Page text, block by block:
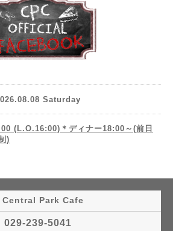
Saturday
(L.O.16:00)＊ディナー18:00～(前日
)
Central Park Cafe
029-239-5041